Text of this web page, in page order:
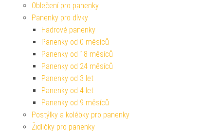
Oblečení pro panenky
Panenky pro dívky
Hadrové panenky
Panenky od 0 měsíců
Panenky od 18 měsíců
Panenky od 24 měsíců
Panenky od 3 let
Panenky od 4 let
Panenky od 9 měsíců
Postýlky a kolébky pro panenky
Židličky pro panenky